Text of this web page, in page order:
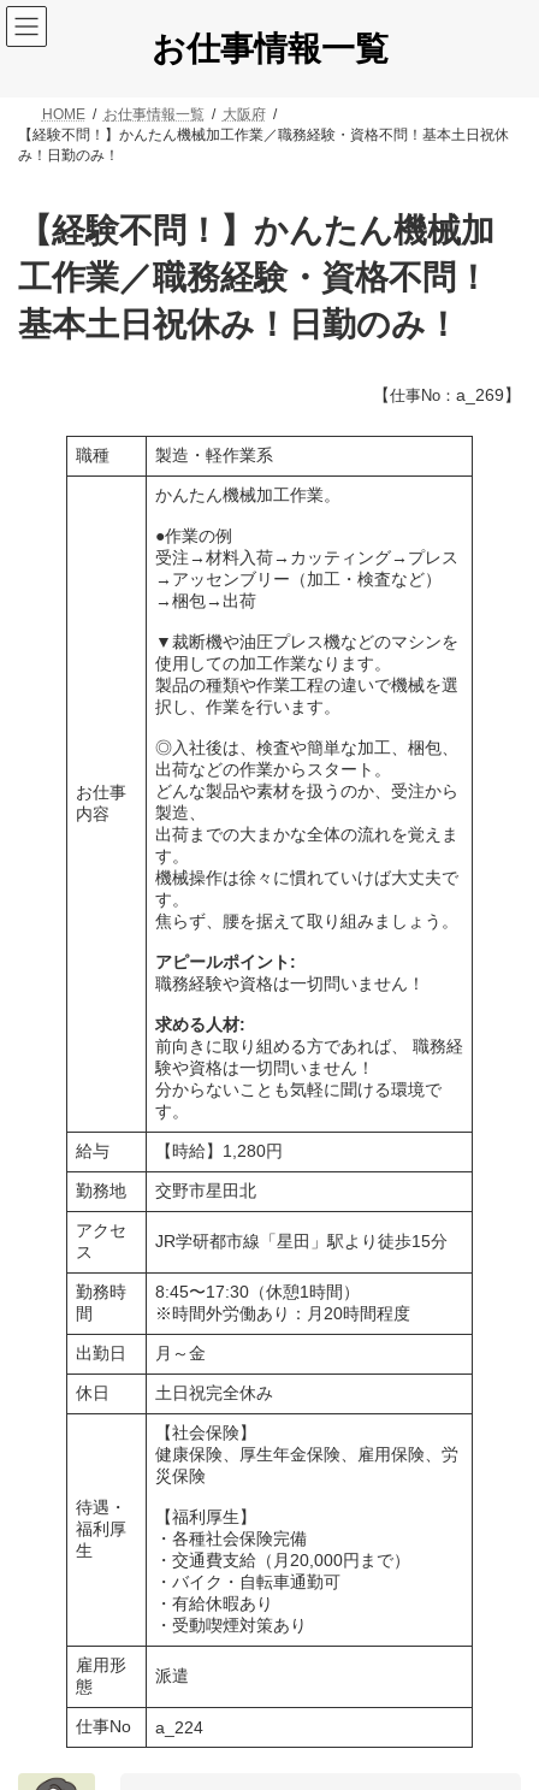
コ
ン
テ
ナ
ビ
ゲ
お仕事情報一覧
HOME お仕事情報一覧
大阪府
【経験不問！】かんたん機械加工作業／職務経験・資格不問！基本土日祝休
み！日勤のみ！
【経験不問！】かんたん機械加
工作業／職務経験・資格不問！
基本土日祝休み！日勤のみ！
【仕事No： a_269】
職種 製造・軽作業系
お仕事
内容
かんたん機械加工作業。
●作業の例
受注→材料入荷→カッティング→プレス
→アッセンブリー（加工・検査など）
→梱包→出荷
▼裁断機や油圧プレス機などのマシンを
使用しての加工作業なります。
製品の種類や作業工程の違いで機械を選
択し、作業を行います。
◎入社後は、検査や簡単な加工、梱包、
出荷などの作業からスタート。
どんな製品や素材を扱うのか、受注から
製造、
出荷までの大まかな全体の流れを覚えま
す。
機械操作は徐々に慣れていけば大丈夫で
す。
焦らず、腰を据えて取り組みましょう。
アピールポイント:
職務経験や資格は一切問いません！
求める人材:
前向きに取り組める方であれば、 職務経
験や資格は一切問いません！
分からないことも気軽に聞ける環境で
す。
給与 【時給】1,280円
勤務地 交野市星田北
アクセ
ス
JR学研都市線「星田」駅より徒歩15分
勤務時
間
8:45〜17:30（休憩1時間）
※時間外労働あり：月20時間程度
出勤日 月～金
休日 土日祝完全休み
待遇・
福利厚
生
【社会保険】
健康保険、厚生年金保険、雇用保険、労
災保険
【福利厚生】
・各種社会保険完備
・交通費支給（月20,000円まで）
・バイク・自転車通勤可
・有給休暇あり
・受動喫煙対策あり
雇用形
態
派遣
仕事No a_224